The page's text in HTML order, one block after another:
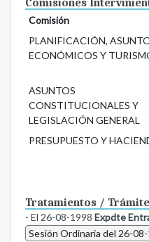
Comisiones
Comisión
PLANIFICACIÓN,
ECONÓMICOS Y
ASUNTOS
CONSTITUCIONALES Y
LEGISLACIÓN GENERAL
PRESUPUESTO Y
Tratamientos /
- El 26-08-1998 Expdte
Sesión Ordinaria del 26-